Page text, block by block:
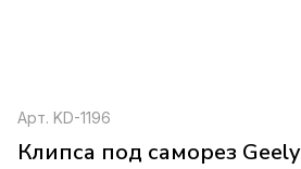
Арт. KD-1196
Клипса под саморез Geely